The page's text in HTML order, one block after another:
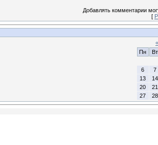
Добавлять комментарии
[
«
Пн
Вт
6
7
13
14
20
21
27
28